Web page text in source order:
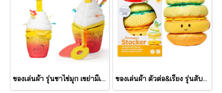
ของเล่นผ้า รุ่นชาไข่มุก เขย่ามีเสียง Bubble Tea Take Along Toy รุ่น 30744 ยี่ห้อ Melissa & Doug ของเล่นผ้า ตัวต่อ&เรียง รุ่นสับปะรด เขย่ามีเสียง Pineapple Stacker รุ่น 30743 ยี่ห้อ Melissa & Doug